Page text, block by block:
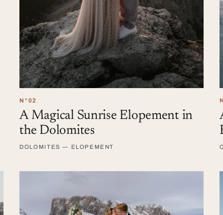
N°02
A Magical Sunrise Elopement in
the Dolomites
DOLOMITES — ELOPEMENT